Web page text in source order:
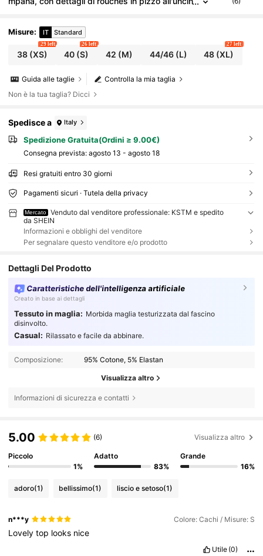
Misure: IT Standard
38(XS)
29 left
40 (S)
26 left
42 (M) 44/46(L) 48 (XL)
27 left
Controlla la mia taglia
Guida alle taglie
Non è la tua taglia? Dicci
Spedisce a Italy
Spedizione Gratuita(Ordini ≥ 9.00€)
Consegna prevista: agosto 13 - agosto 18
Resi gratuiti entro 30 giorni
Pagamenti sicuri · Tutela della privacy
Mercato
Venduto dal venditore professionale: KSTM e spedito
da SHEIN
Informazioni e obblighi del venditore
Per segnalare questo venditore e/o prodotto
Dettagli Del Prodotto
Caratteristiche dell'intelligenza artificiale
Creato in base ai dettagli
Tessuto in maglia: Morbida maglia testurizzata dal fascino
disinvolto.
Casual: Rilassato e facile da abbinare.
Composizione: 95% Cotone, 5% Elastan
Visualizza altro
Informazioni di sicurezza e contatti
5.00 (6) Visualizza altro
Piccolo
1%
Adatto
83%
Grande
16%
adoro(1) bellissimo(1) liscio e setoso(1)
n***y Colore: Cachi / Misure: S
Lovelytop looks nice
Utile (0)